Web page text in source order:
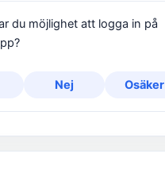
du möjlighet att logga in på
Nej Osäker